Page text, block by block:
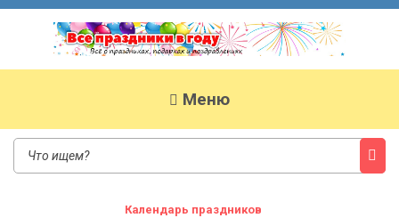
Все праздники в году
Меню
Календарь праздников